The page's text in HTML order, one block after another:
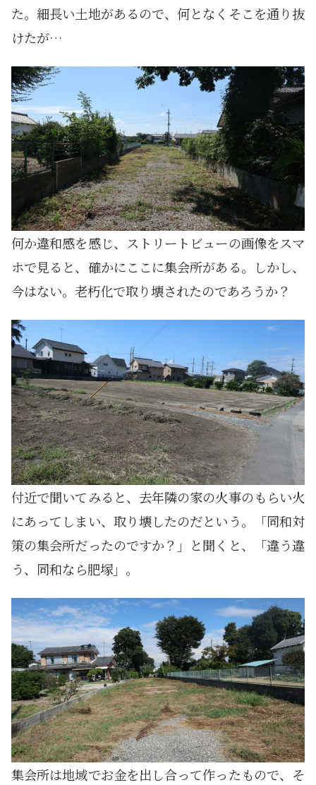
た。細長い土地があるので、何となくそこを通り抜
けたが…
何か違和感を感じ、ストリートビューの画像をスマ
ホで見ると、確かにここに集会所がある。しかし、
今はない。老朽化で取り壊されたのであろうか？
付近で聞いてみると、去年隣の家の火事のもらい火
にあってしまい、取り壊したのだという。「同和対
策の集会所だったのですか？」と聞くと、「違う違
う、同和なら肥塚」。
集会所は地域でお金を出し合って作ったもので、そ